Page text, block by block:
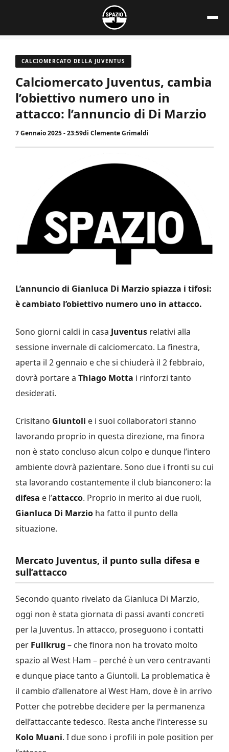
contenuto
CALCIOMERCATO DELLA JUVENTUS
Calciomercato Juventus, cambia
l’obiettivo numero uno in
attacco: l’annuncio di Di Marzio
7 Gennaio 2025 - 23:59di Clemente Grimaldi
L’annuncio di Gianluca Di Marzio spiazza i tifosi:
è cambiato l’obiettivo numero uno in attacco.
Sono giorni caldi in casa Juventus relativi alla
sessione invernale di calciomercato. La finestra,
aperta il 2 gennaio e che si chiuderà il 2 febbraio,
dovrà portare a Thiago Motta i rinforzi tanto
desiderati.
Crisitano Giuntoli e i suoi collaboratori stanno
lavorando proprio in questa direzione, ma finora
non è stato concluso alcun colpo e dunque l’intero
ambiente dovrà pazientare. Sono due i fronti su cui
sta lavorando costantemente il club bianconero: la
difesa e l’attacco. Proprio in merito ai due ruoli,
Gianluca Di Marzio ha fatto il punto della
situazione.
Mercato Juventus, il punto sulla difesa e
sull’attacco
Secondo quanto rivelato da Gianluca Di Marzio,
oggi non è stata giornata di passi avanti concreti
per la Juventus. In attacco, proseguono i contatti
per Fullkrug – che finora non ha trovato molto
spazio al West Ham – perché è un vero centravanti
e dunque piace tanto a Giuntoli. La problematica è
il cambio d’allenatore al West Ham, dove è in arrivo
Potter che potrebbe decidere per la permanenza
dell’attaccante tedesco. Resta anche l’interesse su
Kolo Muani. I due sono i profili in pole position per